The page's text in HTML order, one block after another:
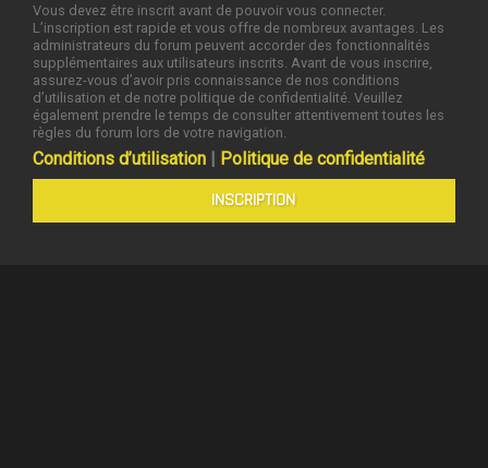
Vous devez être inscrit avant de pouvoir vous connecter.
L’inscription est rapide et vous offre de nombreux avantages. Les
administrateurs du forum peuvent accorder des fonctionnalités
supplémentaires aux utilisateurs inscrits. Avant de vous inscrire,
assurez-vous d’avoir pris connaissance de nos conditions
d’utilisation et de notre politique de confidentialité. Veuillez
également prendre le temps de consulter attentivement toutes les
règles du forum lors de votre navigation.
Conditions d’utilisation | Politique de confidentialité
INSCRIPTION